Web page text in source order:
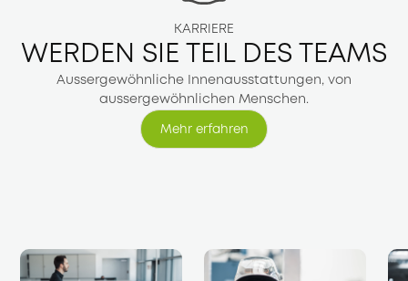
KARRIERE
WERDEN SIE TEIL DES TEAMS
Aussergewöhnliche Innenausstattungen, von
aussergewöhnlichen Menschen.
Mehr erfahren
Mehr erfahren